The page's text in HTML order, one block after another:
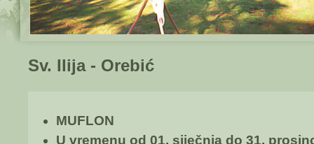
Sv. Ilija - Orebić
MUFLON
U vremenu od 01. siječnja do 31.